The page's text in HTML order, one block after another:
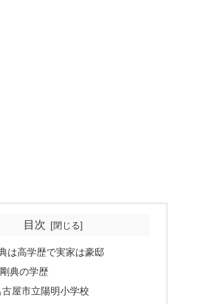
目次
は高学歴で実家は豪邸
典の学歴
古屋市立陽明小学校